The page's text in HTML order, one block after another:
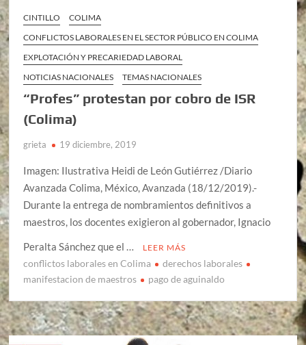
CINTILLO
COLIMA
CONFLICTOS LABORALES EN EL SECTOR PÚBLICO EN COLIMA
EXPLOTACIÓN Y PRECARIEDAD LABORAL
NOTICIAS NACIONALES
TEMAS NACIONALES
“Profes” protestan por cobro de ISR
(Colima)
grieta 19 diciembre, 2019
Imagen: Ilustrativa Heidi de León Gutiérrez /Diario
Avanzada Colima, México, Avanzada (18/12/2019).-
Durante la entrega de nombramientos definitivos a
maestros, los docentes exigieron al gobernador, Ignacio
Peralta Sánchez que el …
LEER MÁS
conflictos laborales en Colima
derechos laborales
manifestacion de maestros
pago de aguinaldo